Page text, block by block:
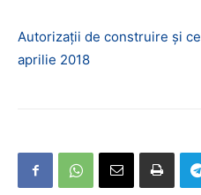
Autorizații de construire și
aprilie 2018